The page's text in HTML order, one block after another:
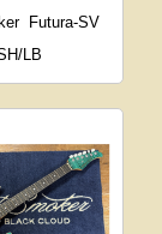
Futura-SV
LB